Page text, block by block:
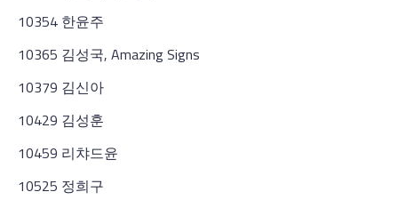
10354 한윤주
10365 김성국, Amazing Signs
10379 김신아
10429 김성훈
10459 리챠드윤
10525 정희구